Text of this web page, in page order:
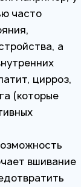
часто
а
цирроз,
(которые
вшивание